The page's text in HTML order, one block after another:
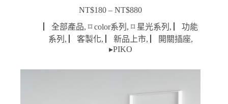
NT$180 – NT$880價
格
範
到
▏全部產品,⌑ color系列 ,⌑ 星光系列 ,
▏功能
系列 , ▏客製化, ▏新品上市, ▏開關插座,
▸PIKO